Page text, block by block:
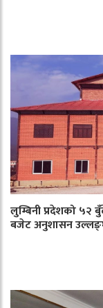
लुम्बिनी प्रदेशको ५२
बजेट अनुशासन